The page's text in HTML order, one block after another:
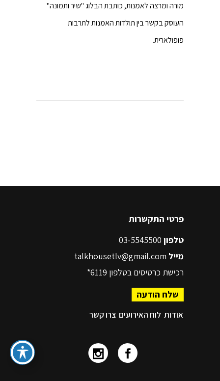
מורה ומרצה לאמנות, כותבת הבלוג "שיר ותמונה"
העוסק בקשר בין תולדות האמנות לתרבות
פופולארית.
פרטי התקשרות
טלפון
מייל talkhousetlv@gmail.com
רכישת כרטיסים בטלפון 6119*
שלח הודעה
אודות לוח האירועים צרו קשר